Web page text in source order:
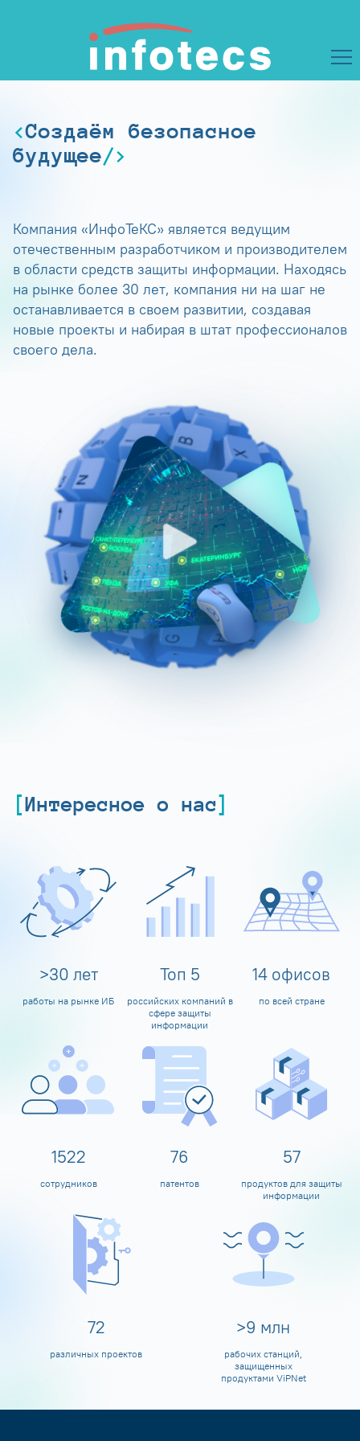
Создаём безопасное
будущее
Компания «ИнфоТеКС» является ведущим
отечественным разработчиком и производителем
в области средств защиты информации. Находясь
на рынке более 30 лет, компания ни на шаг не
останавливается в своем развитии, создавая
новые проекты и набирая в штат профессионалов
своего дела.
Интересное о нас
>30 лет
работы на рынке ИБ
Топ 5
российских компаний в
сфере защиты
информации
14 офисов
по всей стране
1600
сотрудников
80
патентов
60
продуктов для защиты
информации
79
различных проектов
>10 млн
рабочих станций,
защищенных
продуктами ViPNet